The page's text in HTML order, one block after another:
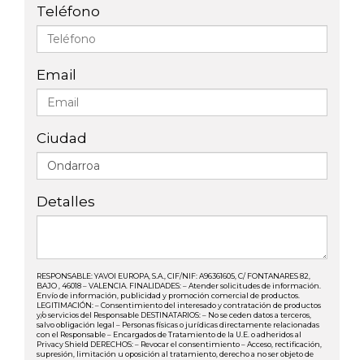
Teléfono
Email
Ciudad
Detalles
RESPONSABLE: YAVOI EUROPA, S.A., CIF/NIF: A96361605, C/ FONTANARES 82,
BAJO , 46018 – VALENCIA. FINALIDADES: – Atender solicitudes de información.
Envío de información, publicidad y promoción comercial de productos.
LEGITIMACIÓN: – Consentimiento del interesado y contratación de productos
y/o servicios del Responsable DESTINATARIOS: – No se ceden datos a terceros,
salvo obligación legal – Personas físicas o jurídicas directamente relacionadas
con el Responsable – Encargados de Tratamiento de la U.E. o adheridos al
Privacy Shield DERECHOS: – Revocar el consentimiento – Acceso, rectificación,
supresión, limitación u oposición al tratamiento, derecho a no ser objeto de